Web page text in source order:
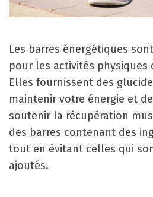
Les barres énergétiques
pour les activités physiques
Elles fournissent des
maintenir votre énergie et
soutenir la récupération
des barres contenant des
tout en évitant celles qui
ajoutés.